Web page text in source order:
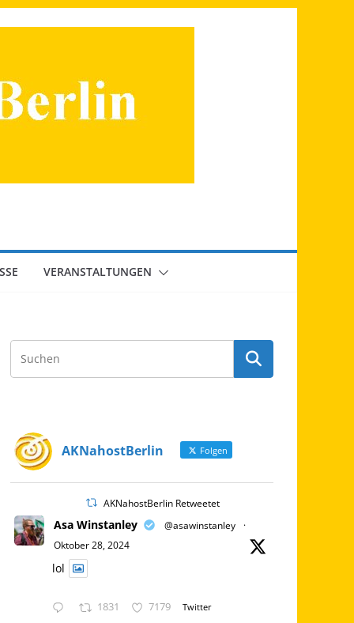
VERANSTALTUNGEN
AKNahostBerlin Folgen
AKNahostBerlin Retweetet
Asa Winstanley @asawinstanley
·
Oktober 28, 2024
lol
1831 7179 Twitter